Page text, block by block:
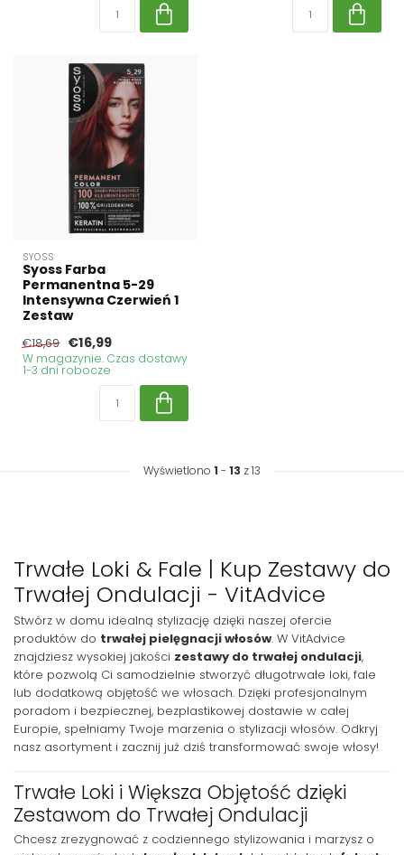
SYOSS
Syoss Farba
Permanentna 5-29
Intensywna Czerwień 1
Zestaw
€18,69 €16,99
W magazynie. Czas dostawy
1-3 dni robocze
Wyświetlono 1 - 13 z 13
Trwałe Loki & Fale | Kup Zestawy do
Trwałej Ondulacji - VitAdvice
Stwórz w domu idealną stylizację dzięki naszej ofercie
produktów do trwałej pielęgnacji włosów. W VitAdvice
znajdziesz wysokiej jakości zestawy do trwałej ondulacji,
które pozwolą Ci samodzielnie stworzyć długotrwałe loki, fale
lub dodatkową objętość we włosach. Dzięki profesjonalnym
poradom i bezpiecznej, bezplastikowej dostawie w całej
Europie, spełniamy Twoje marzenia o stylizacji włosów. Odkryj
nasz asortyment i zacznij już dziś transformować swoje włosy!
Trwałe Loki i Większa Objętość dzięki
Zestawom do Trwałej Ondulacji
Chcesz zrezygnować z codziennego stylizowania i marzysz o